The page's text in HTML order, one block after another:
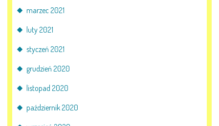
marzec 2021
luty 2021
styczeń 2021
grudzień 2020
listopad 2020
październik 2020